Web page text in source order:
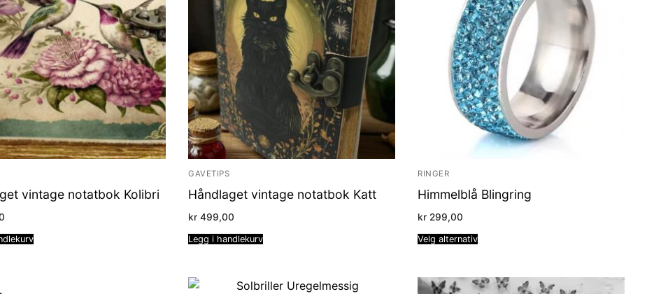
vintage notatbok Kolibri
GAVETIPS
Håndlaget vintage notatbok Katt
kr 499,00
Legg i handlekurv
RINGER
Himmelblå Blingring
kr 299,00
Velg alternativ